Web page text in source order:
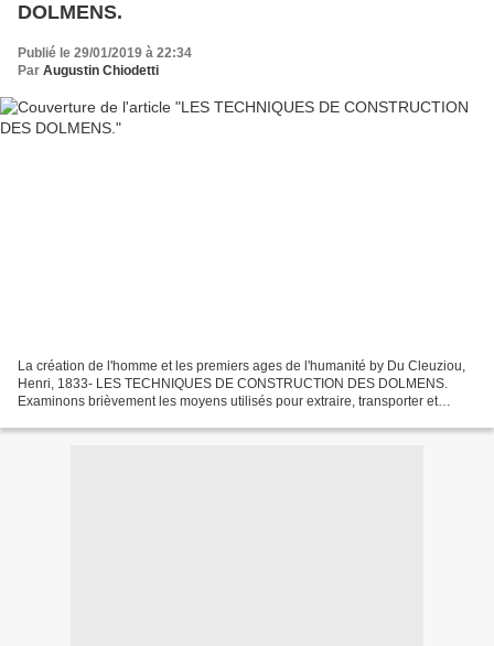
DOLMENS.
Publié le 29/01/2019 à 22:34
Par Augustin Chiodetti
La création de l'homme et les premiers ages de l'humanité by Du Cleuziou,
Henri, 1833- LES TECHNIQUES DE CONSTRUCTION DES DOLMENS.
Examinons brièvement les moyens utilisés pour extraire, transporter et